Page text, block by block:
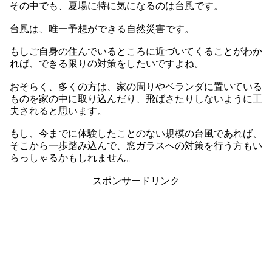
その中でも、夏場に特に気になるのは台風です。
台風は、唯一予想ができる自然災害です。
もしご自身の住んでいるところに近づいてくることがわか
れば、できる限りの対策をしたいですよね。
おそらく、多くの方は、家の周りやベランダに置いている
ものを家の中に取り込んだり、飛ばさたりしないように工
夫されると思います。
もし、今までに体験したことのない規模の台風であれば、
そこから一歩踏み込んで、窓ガラスへの対策を行う方もい
らっしゃるかもしれません。
スポンサードリンク